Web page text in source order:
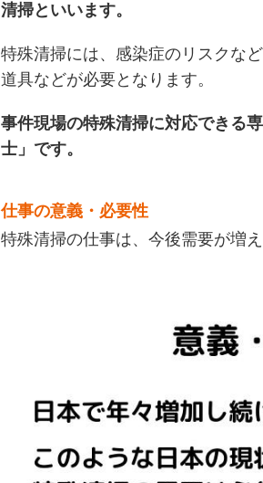
清掃といいます。
特殊清掃には、感染症のリスクな
道具などが必要となります。
事件現場の特殊清掃に対応できる
士」です。
仕事の意義・必要性
特殊清掃の仕事は、今後需要が増